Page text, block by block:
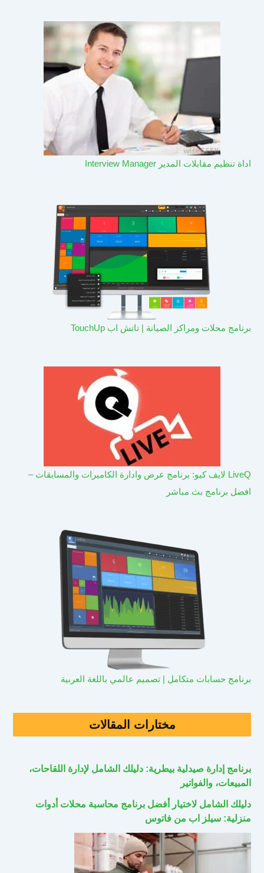
اداة تنظيم مقابلات المدير Interview Manager
برنامج محلات ومراكز الصيانة | تاتش اب TouchUp
LiveQ لايف كيو: برنامج عرض وادارة الكاميرات والمسابقات –
افضل برنامج بث مباشر
برنامج حسابات متكامل | تصميم عالمي باللغة العربية
مختارات المقالات
برنامج إدارة صيدلية بيطرية: دليلك الشامل لإدارة اللقاحات،
المبيعات، والفواتير
دليلك الشامل لاختيار أفضل برنامج محاسبة محلات أدوات
منزلية: سيلز اب من فاتوس